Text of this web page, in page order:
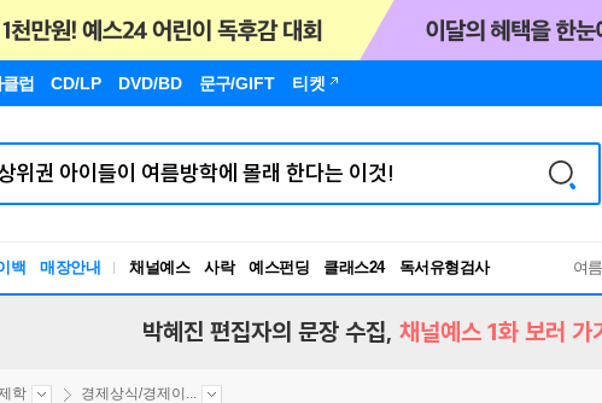
럽 CD/LP DVD/BD 문구/GIFT 티켓
백 매장안내 채널예스 사락 예스펀딩 클래스24
독서유형검사
RBTI Lab
여
박혜진 편집자의 문장 수집, 채널예스 1화 보러 가
학 경제상식/경제이...